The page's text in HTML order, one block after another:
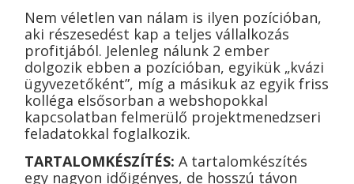
Nem véletlen van nálam is ilyen pozícióban,
aki részesedést kap a teljes vállalkozás
profitjából. Jelenleg nálunk 2 ember
dolgozik ebben a pozícióban, egyikük „kvázi
ügyvezetőként”, míg a másikuk az egyik friss
kolléga elsősorban a webshopokkal
kapcsolatban felmerülő projektmenedzseri
feladatokkal foglalkozik.
TARTALOMKÉSZÍTÉS:A tartalomkészítés
egy nagyon időigényes, de hosszú távon